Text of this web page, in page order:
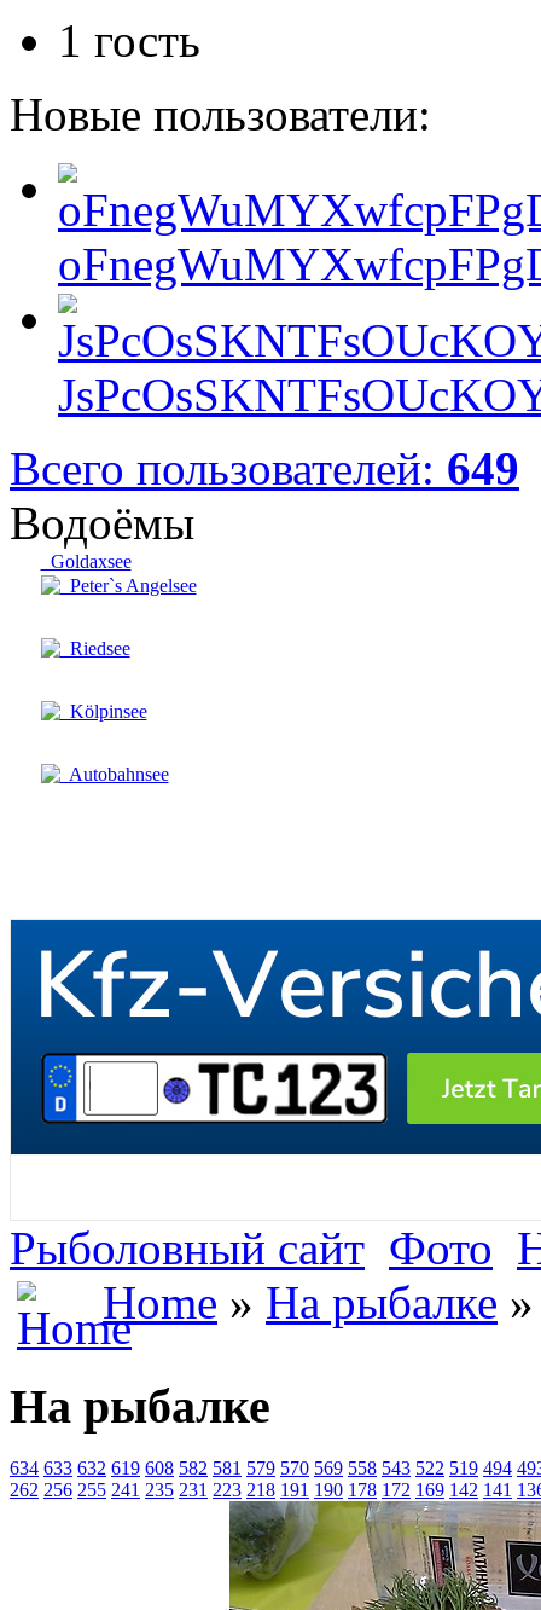
1 гость
Новые пользователи:
Всего пользователей: 649
Водоёмы
Goldaxsee
Peter`s Angelsee
Riedsee
Kölpinsee
Autobahnsee
Рыболовный сайт Фото
Home » На рыбалке
На рыбалке
634 633 632 619 608 582 581 579 570 569 558 543 522 519 494
262 256 255 241 235 231 223 218 191 190 178 172 169 142 141